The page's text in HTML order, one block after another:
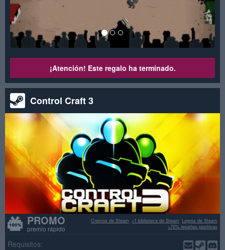
¡Atención! Este regalo ha terminado.
Control Craft 3
PROMO
premio rápido
Logros de Steam
+1 biblioteca de Steam
Cromos de Steam
>70% reseñas positivas
Requisitos: